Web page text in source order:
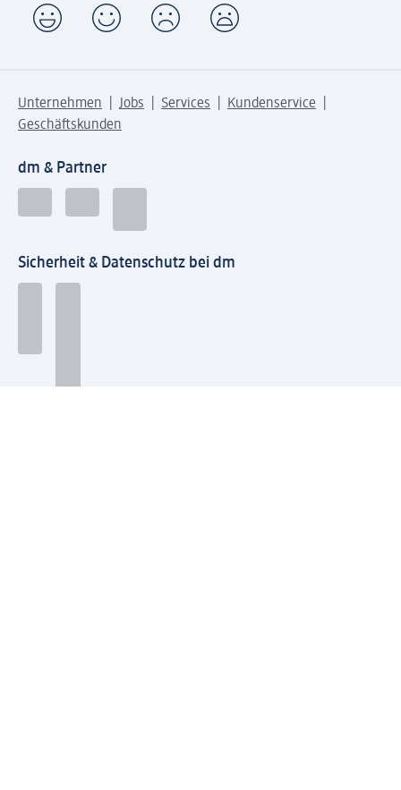
Unternehmen Jobs Services
Kundenservice
Geschäftskunden
dm & Partner
Sicherheit & Datenschutz bei dm